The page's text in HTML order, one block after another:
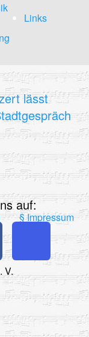
Links
lässt
§ Impressum
auf:
V.